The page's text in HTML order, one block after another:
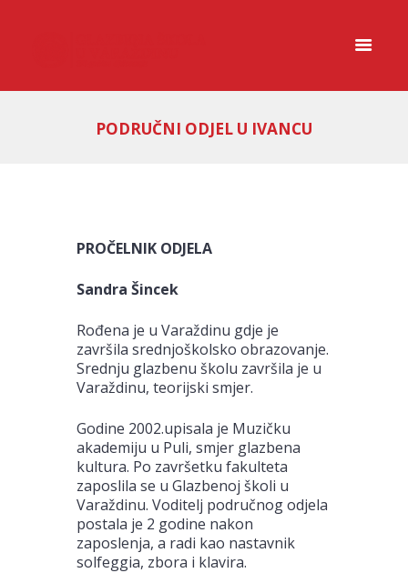
PODRUČNI ODJEL U IVANCU
PROČELNIK ODJELA
Sandra Šincek
Rođena je u Varaždinu gdje je
završila srednjoškolsko obrazovanje.
Srednju glazbenu školu završila je u
Varaždinu, teorijski smjer.
Godine 2002.upisala je Muzičku
akademiju u Puli, smjer glazbena
kultura. Po završetku fakulteta
zaposlila se u Glazbenoj školi u
Varaždinu. Voditelj područnog odjela
postala je 2 godine nakon
zaposlenja, a radi kao nastavnik
solfeggia, zbora i klavira.